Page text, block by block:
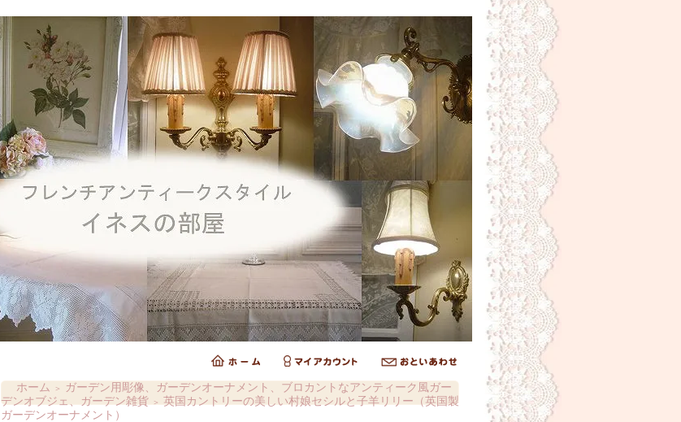
ホーム ＞
ガーデン用彫像、ガーデンオーナメント、ブロカントなアンティーク風ガー
デンオブジェ、ガーデン雑貨
＞
英国カントリーの美しい村娘セシルと子羊リリー（英国製
ガーデンオーナメント）